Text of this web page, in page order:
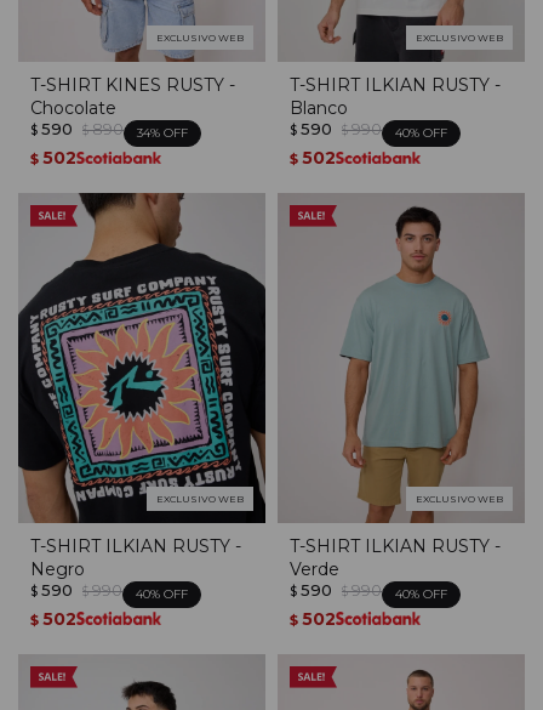
EXCLUSIVO WEB
T-SHIRT KINES RUSTY -
Chocolate
$ 590 $ 890 34
$ 502
EXCLUSIVO WEB
T-SHIRT ILKIAN RUSTY -
Blanco
$ 590 $ 990 40
$ 502
EXCLUSIVO WEB
T-SHIRT ILKIAN RUSTY -
Negro
$ 590 $ 990 40
$ 502
EXCLUSIVO WEB
T-SHIRT ILKIAN RUSTY -
Verde
$ 590 $ 990 40
$ 502